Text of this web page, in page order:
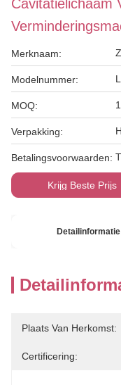
Cavitatielichaam
Merknaam:
Modelnummer:
MOQ:
Verpakking:
Betalingsvoorwaarden:
Krijg Beste Prijs
Detailinformatie
Plaats Van Herkomst:
Certificering: